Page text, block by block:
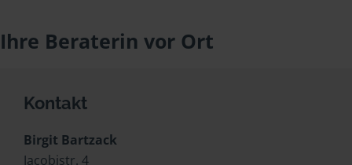
Ihre Beraterin vor Ort
Kontakt
Birgit Bartzack
Jacobistr. 4